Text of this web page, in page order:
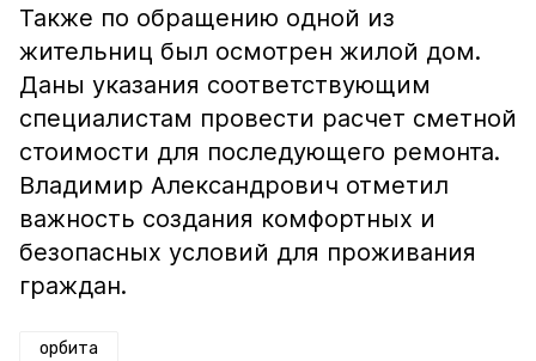
Также по обращению одной из
жительниц был осмотрен жилой дом.
Даны указания соответствующим
специалистам провести расчет сметной
стоимости для последующего ремонта.
Владимир Александрович отметил
важность создания комфортных и
безопасных условий для проживания
граждан.
орбита